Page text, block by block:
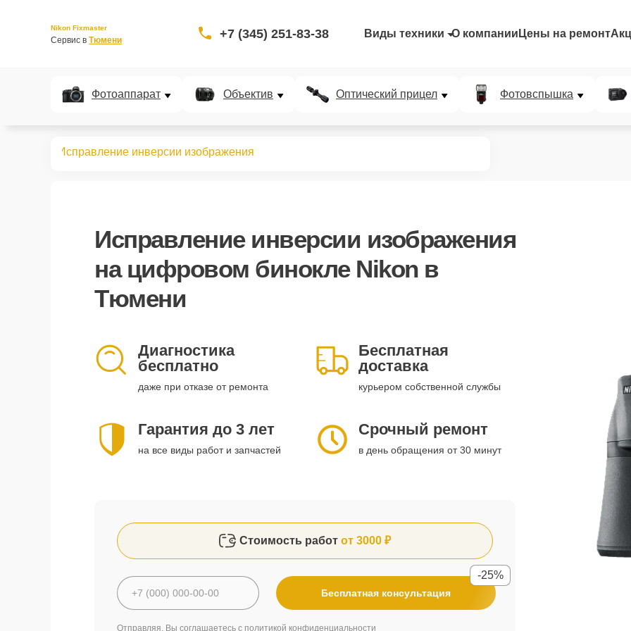
Nikon Fixmaster
Сервис в Тюмени +7 (345) 251-83-38 Виды техники О компании Цены на ремонт
Фотоаппарат Объектив Оптический прицел Фотовспышка
Исправление инверсии изображения
Исправление инверсии изображения
на цифровом бинокле Nikon в
Тюмени
Диагностика
бесплатно
даже при отказе от ремонта
Бесплатная
доставка
курьером собственной службы
Гарантия до 3 лет
на все виды работ и запчастей
Срочный ремонт
в день обращения от 30 минут
Стоимость работ от 3000 ₽
Бесплатная консультация
-25%
Отправляя, Вы соглашаетесь с политикой конфиденциальности